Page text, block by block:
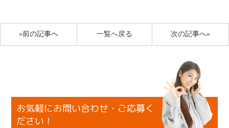
«前の記事へ 次の記事へ»
一覧へ戻る
お気軽にお問い合わせ・ご応募く
ださい！